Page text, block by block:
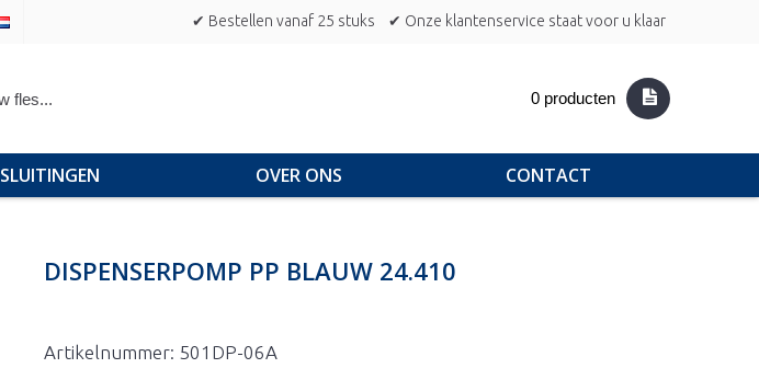
✔ Bestellen vanaf 25 stuks ✔ Onze klantenservice staat voor u klaar
0 producten
SLUITINGEN OVER ONS CONTACT
DISPENSERPOMP PP BLAUW 24.410
Artikelnummer: 501DP-06A